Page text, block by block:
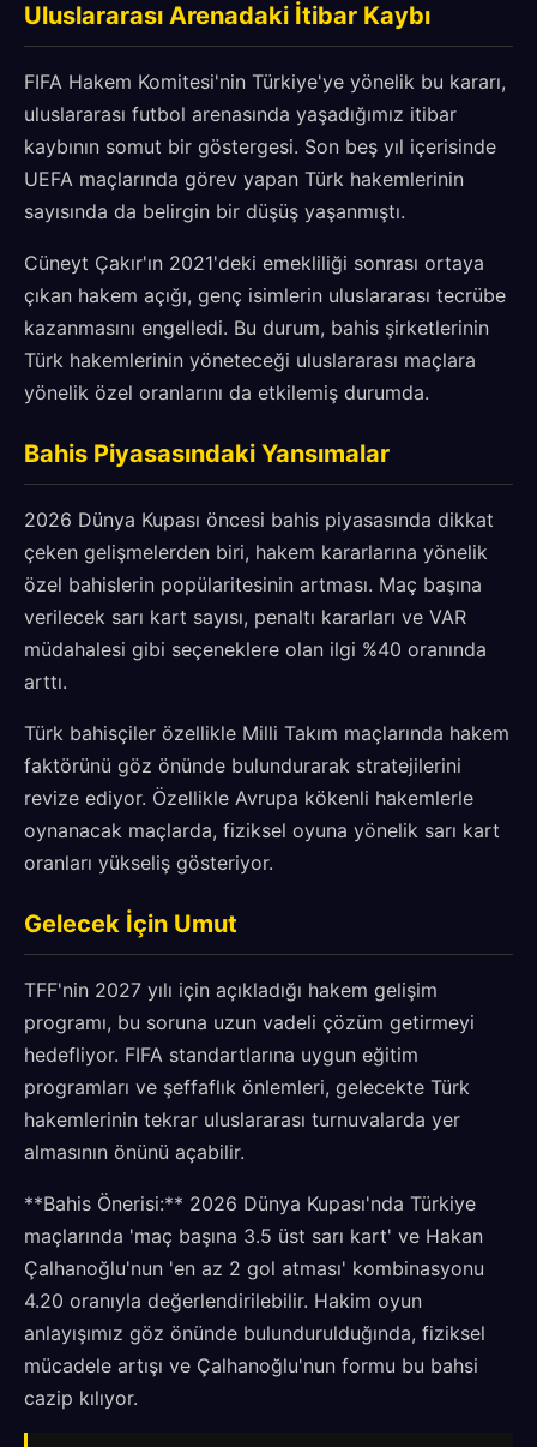
Uluslararası Arenadaki İtibar Kaybı
FIFA Hakem Komitesi'nin Türkiye'ye yönelik bu kararı,
uluslararası futbol arenasında yaşadığımız itibar
kaybının somut bir göstergesi. Son beş yıl içerisinde
UEFA maçlarında görev yapan Türk hakemlerinin
sayısında da belirgin bir düşüş yaşanmıştı.
Cüneyt Çakır'ın 2021'deki emekliliği sonrası ortaya
çıkan hakem açığı, genç isimlerin uluslararası tecrübe
kazanmasını engelledi. Bu durum, bahis şirketlerinin
Türk hakemlerinin yöneteceği uluslararası maçlara
yönelik özel oranlarını da etkilemiş durumda.
Bahis Piyasasındaki Yansımalar
2026 Dünya Kupası öncesi bahis piyasasında dikkat
çeken gelişmelerden biri, hakem kararlarına yönelik
özel bahislerin popülaritesinin artması. Maç başına
verilecek sarı kart sayısı, penaltı kararları ve VAR
müdahalesi gibi seçeneklere olan ilgi %40 oranında
arttı.
Türk bahisçiler özellikle Milli Takım maçlarında hakem
faktörünü göz önünde bulundurarak stratejilerini
revize ediyor. Özellikle Avrupa kökenli hakemlerle
oynanacak maçlarda, fiziksel oyuna yönelik sarı kart
oranları yükseliş gösteriyor.
Gelecek İçin Umut
TFF'nin 2027 yılı için açıkladığı hakem gelişim
programı, bu soruna uzun vadeli çözüm getirmeyi
hedefliyor. FIFA standartlarına uygun eğitim
programları ve şeffaflık önlemleri, gelecekte Türk
hakemlerinin tekrar uluslararası turnuvalarda yer
almasının önünü açabilir.
**Bahis Önerisi:** 2026 Dünya Kupası'nda Türkiye
maçlarında 'maç başına 3.5 üst sarı kart' ve Hakan
Çalhanoğlu'nun 'en az 2 gol atması' kombinasyonu
4.20 oranıyla değerlendirilebilir. Hakim oyun
anlayışımız göz önünde bulundurulduğında, fiziksel
mücadele artışı ve Çalhanoğlu'nun formu bu bahsi
cazip kılıyor.